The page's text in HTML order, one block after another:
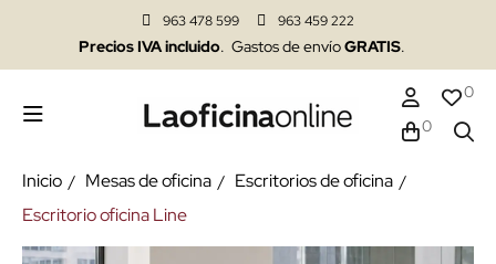
963 478 599 963 459 222
Precios IVA incluido. Gastos de envíoGRATIS.
0
0
Inicio Mesas de oficina
Escritorios de oficina
Escritorio oficina Line